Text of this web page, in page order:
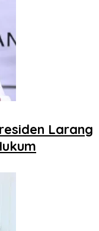
Larang